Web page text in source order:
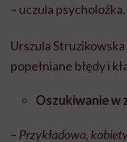
– uczula psycholożka.
Urszula
popełniane błędy i
Oszukiwanie w
– Przykładowo,